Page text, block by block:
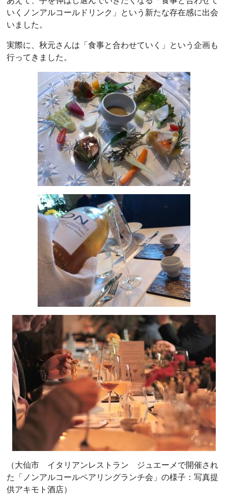
いくノンアルコールドリンク」という新たな存在感に出会
いました。
実際に、秋元さんは「食事と合わせていく」という企画も
行ってきました。
（大仙市 イタリアンレストラン ジュエーメで開催され
た「ノンアルコールペアリングランチ会」の様子：写真提
供アキモト酒店）